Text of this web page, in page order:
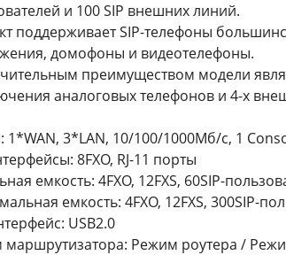
и 100 SIP внешних линий.
поддерживает SIP-телефоны
домофоны и видеотелефоны.
преимуществом модели
аналоговых телефонов и 4-х
1*WAN, 3*LAN, 10/100/1000Мб/с, 1
8FXO, RJ-11 порты
емкость: 4FXO, 12FXS, 60SIP-
емкость: 4FXO, 12FXS, 300SIP-
USB2.0
Режим роутера /